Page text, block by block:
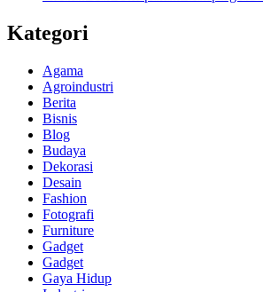
Kategori
Agama
Agroindustri
Berita
Bisnis
Blog
Budaya
Dekorasi
Desain
Fashion
Fotografi
Furniture
Gadget
Gadget
Gaya Hidup